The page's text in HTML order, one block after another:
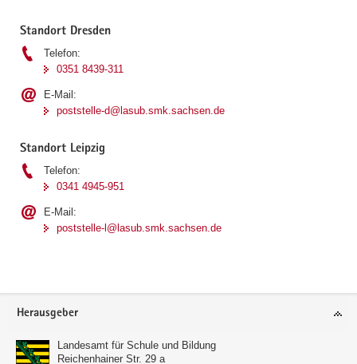
Standort Dresden
Telefon:
0351 8439-311
E-Mail:
poststelle-d@lasub.smk.sachsen.de
Standort Leipzig
Telefon:
0341 4945-951
E-Mail:
poststelle-l@lasub.smk.sachsen.de
Footer-
Herausgeber
Landesamt für Schule und Bildung
Reichenhainer Str. 29 a